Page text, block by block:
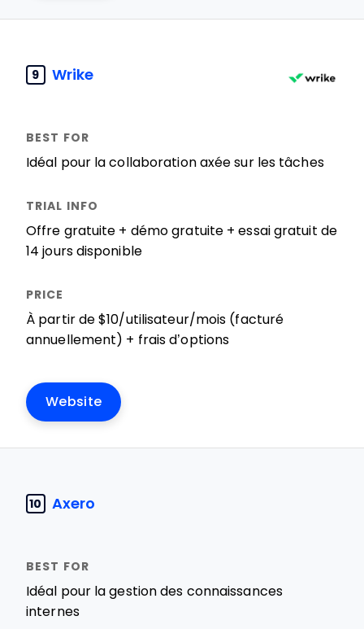
9 Wrike
Idéal pour la collaboration axée sur les tâches
Offre gratuite + démo gratuite + essai gratuit de
14 jours disponible
À partir de $10/utilisateur/mois (facturé
annuellement) + frais d’options
Website
10 Axero
Idéal pour la gestion des connaissances
internes